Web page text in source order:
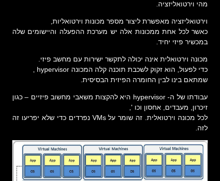
מהי וירטואליזציה.
וירטואליזציה מאפשרת ליצור מספר מכונות וירטואליות,
כאשר לכל אחת ממכונות אלה יש מערכת ההפעלה והיישומים שלה
במכשיר פיזי יחיד.
מכונה וירטואלית אינה יכולה לתקשר ישירות עם מחשב פיזי.
כדי לפעול, הוא זקוק לשכבת תוכנה קלה המכונה hypervisor ,
שמתאם בינו לבין החומרה הפיזית הבסיסית.
עבודתו של ה- hypervisor היא להקצות משאבי מחשוב פיזיים – כגון
זיכרון, מעבדים, אחסון וכו ',
לכל מכונה וירטואלית. זה שומר על VMs נפרדים כדי שלא יפריעו זה
לזה.